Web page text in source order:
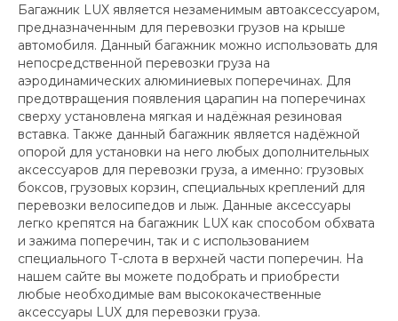
Багажник LUX является незаменимым автоаксессуаром,
предназначенным для перевозки грузов на крыше
автомобиля. Данный багажник можно использовать для
непосредственной перевозки груза на
аэродинамических алюминиевых поперечинах. Для
предотвращения появления царапин на поперечинах
сверху установлена мягкая и надёжная резиновая
вставка. Также данный багажник является надёжной
опорой для установки на него любых дополнительных
аксессуаров для перевозки груза, а именно: грузовых
боксов, грузовых корзин, специальных креплений для
перевозки велосипедов и лыж. Данные аксессуары
легко крепятся на багажник LUX как способом обхвата
и зажима поперечин, так и с использованием
специального Т-слота в верхней части поперечин. На
нашем сайте вы можете подобрать и приобрести
любые необходимые вам высококачественные
аксессуары LUX для перевозки груза.